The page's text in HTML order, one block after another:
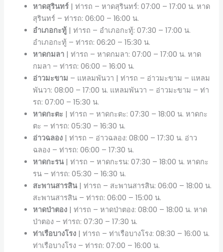
หาดสุรินทร์ | ท่ารถ – หาดสุรินทร์: 07:00 – 17:00 น. หาด
สุรินทร์ – ท่ารถ: 06:00 – 16:00 น.
อำเภอกะทู้ | ท่ารถ – อำเภอกะทู้: 07:30 – 17:00 น.
อำเภอกะทู้ – ท่ารถ: 06:20 – 15:30 น.
หาดกมลา | ท่ารถ – หาดกมลา: 07:00 – 17:00 น. หาด
กมลา – ท่ารถ: 06:00 – 16:00 น.
อ่าวมะขาม – แหลมพันวา | ท่ารถ – อ่าวมะขาม – แหลม
พันวา: 08:00 – 17:00 น. แหลมพันวา – อ่าวมะขาม – ท่า
รถ: 07:00 – 15:30 น.
หาดกะตะ | ท่ารถ – หาดกะตะ: 07:30 – 18:00 น. หาดกะ
ตะ – ท่ารถ: 05:30 – 16:30 น.
อ่าวฉลอง | ท่ารถ – อ่าวฉลอง: 08:00 – 17:30 น. อ่าว
ฉลอง – ท่ารถ: 06:00 – 17:30 น.
หาดกะรน | ท่ารถ – หาดกะรน: 07:30 – 18:00 น. หาดกะ
รน – ท่ารถ: 05:30 – 16:30 น.
สะพานสารสิน | ท่ารถ – สะพานสารสิน: 06:00 – 18:00 น.
สะพานสารสิน – ท่ารถ: 06:00 – 15:00 น.
หาดป่าตอง | ท่ารถ – หาดป่าตอง: 08:00 – 18:00 น. หาด
ป่าตอง – ท่ารถ: 07:30 – 17:30 น.
ท่าเรือบางโรง | ท่ารถ – ท่าเรือบางโรง: 08:30 – 16:00 น.
ท่าเรือบางโรง – ท่ารถ: 07:00 – 16:00 น.